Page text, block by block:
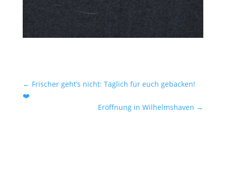
← Frischer geht’s nicht: Täglich für euch gebacken!
❤️
Eröffnung in Wilhelmshaven →